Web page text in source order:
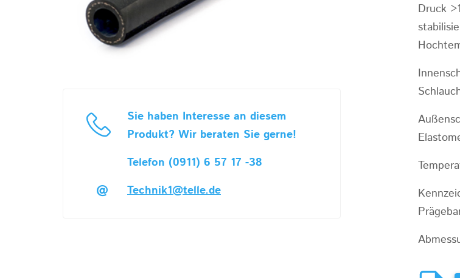
Sie haben Interesse an diesem
Produkt? Wir beraten Sie gerne!
Telefon (0911) 6 57 17 -38
Technik1@telle.de
Druck